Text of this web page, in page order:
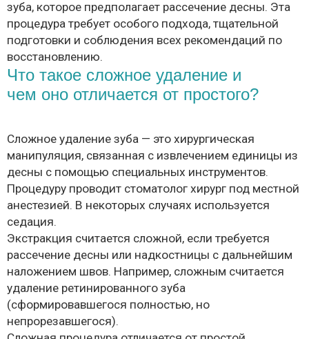
зуба, которое предполагает рассечение десны. Эта
процедура требует особого подхода, тщательной
подготовки и соблюдения всех рекомендаций по
восстановлению.
Что такое сложное удаление и
чем оно отличается от простого?
Сложное удаление зуба — это хирургическая
манипуляция, связанная с извлечением единицы из
десны с помощью специальных инструментов.
Процедуру проводит стоматолог хирург под местной
анестезией. В некоторых случаях используется
седация.
Экстракция считается сложной, если требуется
рассечение десны или надкостницы с дальнейшим
наложением швов. Например, сложным считается
удаление ретинированного зуба
(сформировавшегося полностью, но
непрорезавшегося).